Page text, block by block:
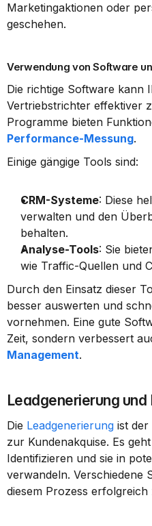
Marketingaktionen oder
geschehen.
Verwendung von Software
Die richtige Software kann
Vertriebstrichter effektiver
Programme bieten
Performance-Messung.
Einige gängige Tools sind:
CRM-Systeme: Diese
verwalten und den
behalten.
Analyse-Tools: Sie
wie Traffic-Quellen und
Durch den Einsatz dieser
besser auswerten und
vornehmen. Eine gute
Zeit, sondern verbessert
Management.
Leadgenerierung
Die Leadgenerierung ist der
zur Kundenakquise. Es
Identifizieren und sie in
verwandeln. Verschiedene
diesem Prozess erfolgreich